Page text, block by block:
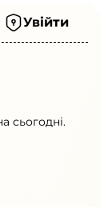
Увійти
сьогодні.